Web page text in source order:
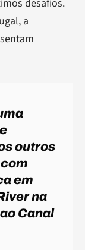
desafios.
a
outros
em
na
Canal